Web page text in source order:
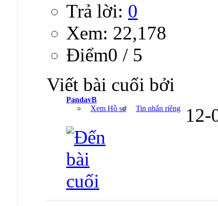
Trả lời: 0
Xem: 22,178
Ðiểm0 / 5
Viết bài cuối bởi
PandavB
Xem Hồ sơ
Tin nhắn riêng